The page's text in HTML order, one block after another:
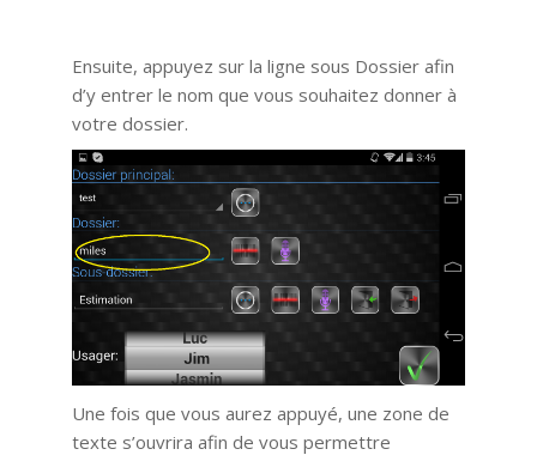
Ensuite, appuyez sur la ligne sous Dossier afin
d’y entrer le nom que vous souhaitez donner à
votre dossier.
Une fois que vous aurez appuyé, une zone de
texte s’ouvrira afin de vous permettre